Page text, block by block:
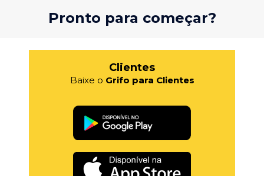
Pronto para começar?
Clientes
Baixe o Grifo para Clientes